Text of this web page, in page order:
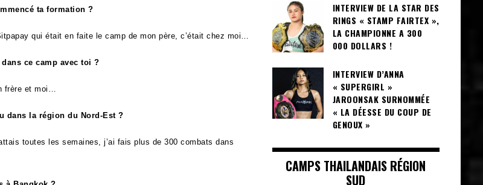
ta formation ?
qui était en faite le camp de mon père, c’était chez moi…
ce camp avec toi ?
frère et moi…
dans la région du Nord-Est ?
toutes les semaines, j’ai fais plus de 300 combats dans
INTERVIEW DE LA STAR DES
RINGS « STAMP FAIRTEX »,
LA CHAMPIONNE A 300
000 DOLLARS !
INTERVIEW D’ANNA
« SUPERGIRL »
JAROONSAK SURNOMMÉE
« LA DÉESSE DU COUP DE
GENOUX »
CAMPS THAILANDAIS RÉGION
SUD